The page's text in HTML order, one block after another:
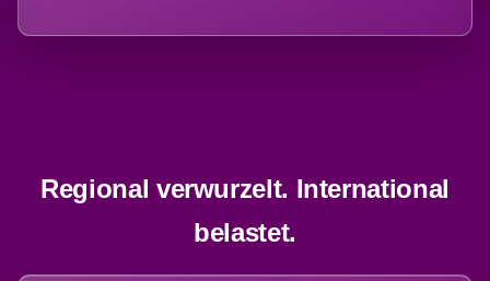
Regional verwurzelt. International
belastet.